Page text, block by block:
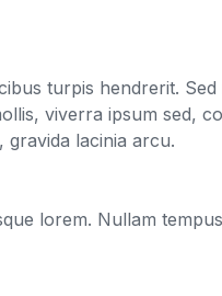
turpis hendrerit.
viverra ipsum sed,
lacinia arcu.
lorem. Nullam